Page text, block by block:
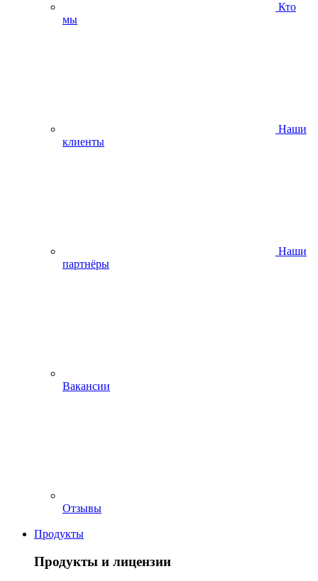
Кто
мы
Наши
клиенты
Наши
партнёры
Вакансии
Отзывы
Продукты
Продукты и лицензии